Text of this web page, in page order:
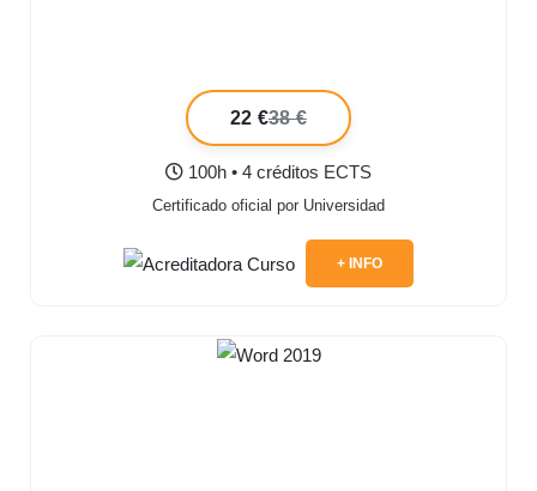
22 €38 €
100h • 4 créditos ECTS
Certificado oficial por Universidad
+ INFO